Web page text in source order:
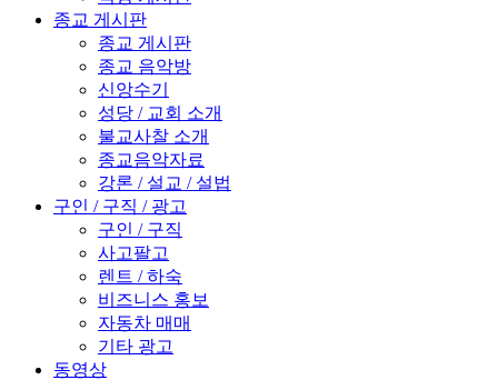
종교 게시판
종교 게시판
종교 음악방
신앙수기
성당 / 교회 소개
불교사찰 소개
종교음악자료
강론 / 설교 / 설법
구인 / 구직 / 광고
구인 / 구직
사고팔고
렌트 / 하숙
비즈니스 홍보
자동차 매매
기타 광고
동영상